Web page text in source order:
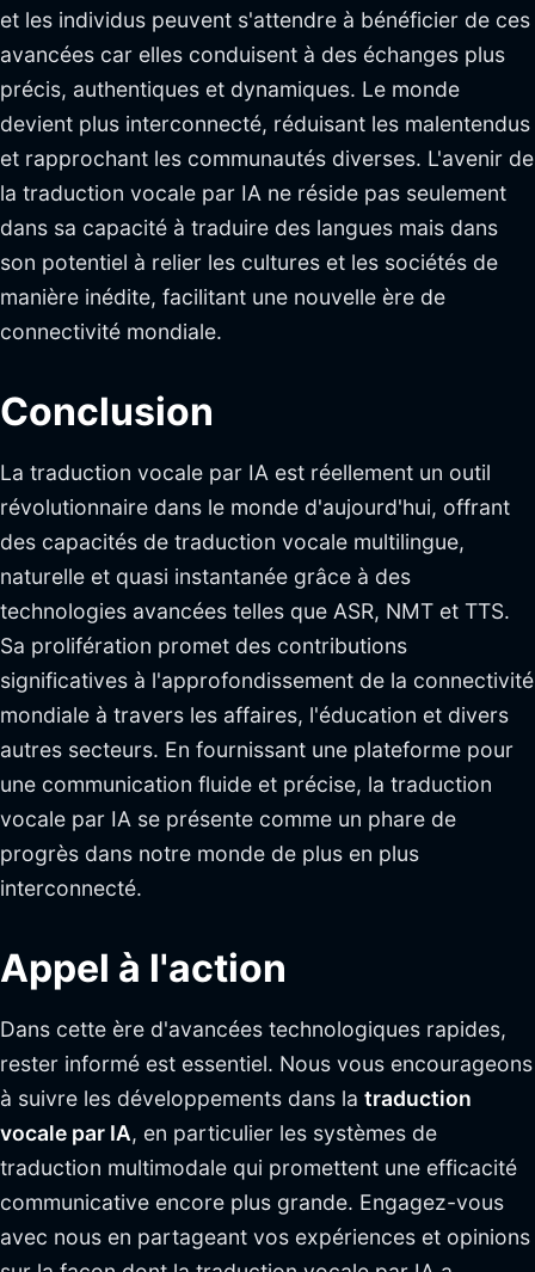
et les individus peuvent s'attendre à bénéficier de ces
avancées car elles conduisent à des échanges plus
précis, authentiques et dynamiques. Le monde
devient plus interconnecté, réduisant les malentendus
et rapprochant les communautés diverses. L'avenir de
la traduction vocale par IA ne réside pas seulement
dans sa capacité à traduire des langues mais dans
son potentiel à relier les cultures et les sociétés de
manière inédite, facilitant une nouvelle ère de
connectivité mondiale.
Conclusion
La traduction vocale par IA est réellement un outil
révolutionnaire dans le monde d'aujourd'hui, offrant
des capacités de traduction vocale multilingue,
naturelle et quasi instantanée grâce à des
technologies avancées telles que ASR, NMT et TTS.
Sa prolifération promet des contributions
significatives à l'approfondissement de la connectivité
mondiale à travers les affaires, l'éducation et divers
autres secteurs. En fournissant une plateforme pour
une communication fluide et précise, la traduction
vocale par IA se présente comme un phare de
progrès dans notre monde de plus en plus
interconnecté.
Appel à l'action
Dans cette ère d'avancées technologiques rapides,
rester informé est essentiel. Nous vous encourageons
à suivre les développements dans la traduction
vocale par IA, en particulier les systèmes de
traduction multimodale qui promettent une efficacité
communicative encore plus grande. Engagez-vous
avec nous en partageant vos expériences et opinions